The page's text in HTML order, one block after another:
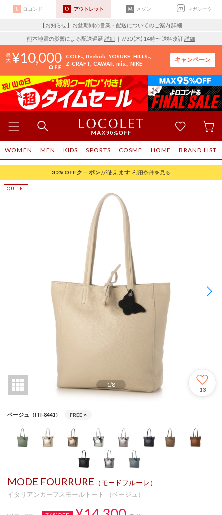
ロコンド アウトレット メゾン マガシーク
【お知らせ】お盆期間の営業・配送についてのご案内 詳細
熊本地震の影響による配送遅延 詳細 ｜7/30 (木) 14時〜 送料改訂詳細
10,000 COLE.. Reebok YOSUKE HILLS..
Z-CRAFT CAWAII mis.. NIKE
キャンペーン
WOMEN MEN KIDS SPORTS COSME HOME BRAND LIST
30%OFFクーポンが使えます 利用条件を見る
1/8
13
ベージュ（ITI-8441） FREE ○
MODE FOURRURE （モードフルーレ）
イタリアンカーフスモールトート （ベージュ）